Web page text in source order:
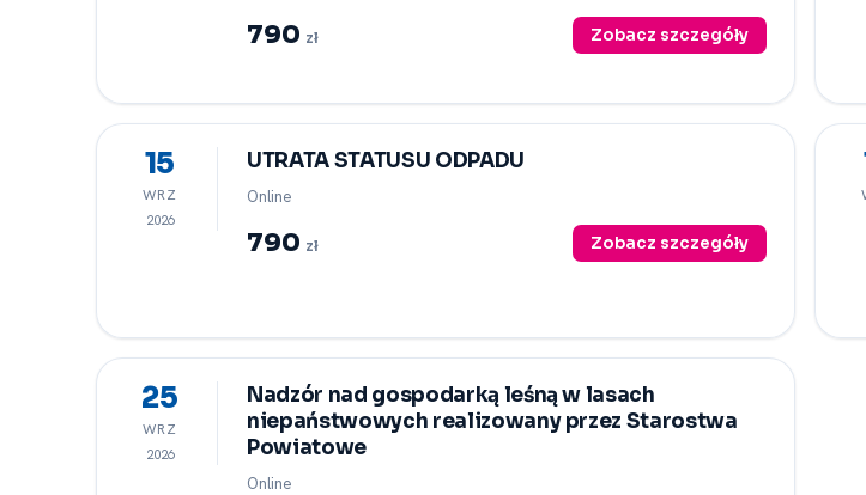
790 zł Zobacz szczegóły
15
WRZ
2026
UTRATA STATUSU ODPADU
Online
790 zł Zobacz szczegóły
25
WRZ
2026
Nadzór nad gospodarką leśną w lasach
niepaństwowych realizowany przez Starostwa
Powiatowe
Online